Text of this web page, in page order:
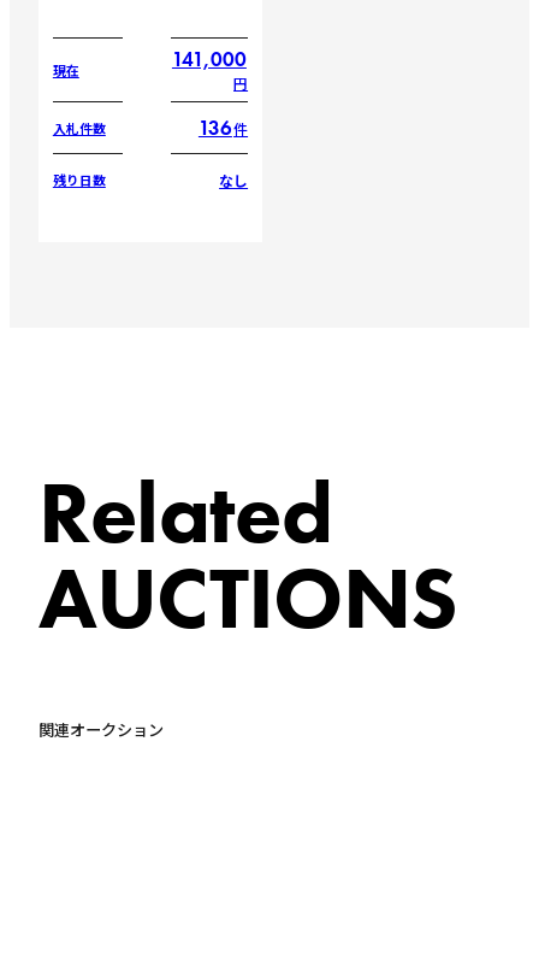
現在 141,000
円
入札件数 136件
残り日数 なし
Related
AUCTIONS
関連オークション